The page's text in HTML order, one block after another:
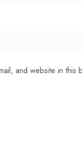
and website in